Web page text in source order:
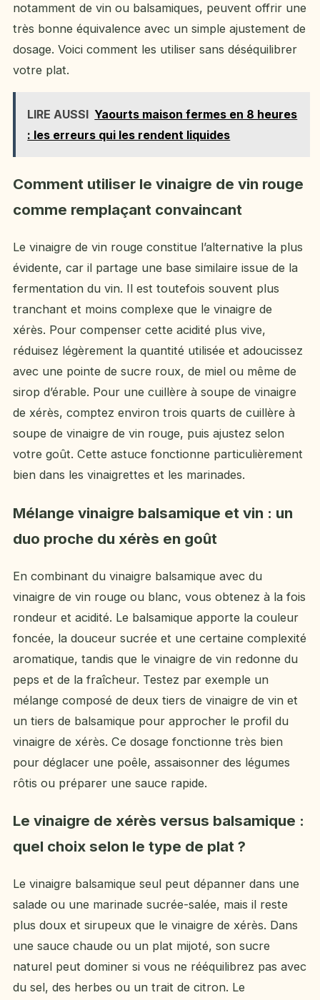
notamment de vin ou balsamiques, peuvent offrir une
très bonne équivalence avec un simple ajustement de
dosage. Voici comment les utiliser sans déséquilibrer
votre plat.
LIRE AUSSI Yaourts maison fermes en 8 heures
: les erreurs qui les rendent liquides
Comment utiliser le vinaigre de vin rouge
comme remplaçant convaincant
Le vinaigre de vin rouge constitue l’alternative la plus
évidente, car il partage une base similaire issue de la
fermentation du vin. Il est toutefois souvent plus
tranchant et moins complexe que le vinaigre de
xérès. Pour compenser cette acidité plus vive,
réduisez légèrement la quantité utilisée et adoucissez
avec une pointe de sucre roux, de miel ou même de
sirop d’érable. Pour une cuillère à soupe de vinaigre
de xérès, comptez environ trois quarts de cuillère à
soupe de vinaigre de vin rouge, puis ajustez selon
votre goût. Cette astuce fonctionne particulièrement
bien dans les vinaigrettes et les marinades.
Mélange vinaigre balsamique et vin : un
duo proche du xérès en goût
En combinant du vinaigre balsamique avec du
vinaigre de vin rouge ou blanc, vous obtenez à la fois
rondeur et acidité. Le balsamique apporte la couleur
foncée, la douceur sucrée et une certaine complexité
aromatique, tandis que le vinaigre de vin redonne du
peps et de la fraîcheur. Testez par exemple un
mélange composé de deux tiers de vinaigre de vin et
un tiers de balsamique pour approcher le profil du
vinaigre de xérès. Ce dosage fonctionne très bien
pour déglacer une poêle, assaisonner des légumes
rôtis ou préparer une sauce rapide.
Le vinaigre de xérès versus balsamique :
quel choix selon le type de plat ?
Le vinaigre balsamique seul peut dépanner dans une
salade ou une marinade sucrée-salée, mais il reste
plus doux et sirupeux que le vinaigre de xérès. Dans
une sauce chaude ou un plat mijoté, son sucre
naturel peut dominer si vous ne rééquilibrez pas avec
du sel, des herbes ou un trait de citron. Le